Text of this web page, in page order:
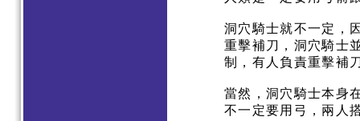
洞穴騎士就不一定，
重擊補刀，洞穴騎士
制，有人負責重擊補
當然，洞穴騎士本身
不一定要用弓，兩人